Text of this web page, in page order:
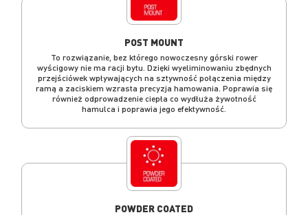
POST MOUNT
To rozwiązanie, bez którego nowoczesny górski rower
wyścigowy nie ma racji bytu. Dzięki wyeliminowaniu zbędnych
przejściówek wpływających na sztywność połączenia między
ramą a zaciskiem wzrasta precyzja hamowania. Poprawia się
również odprowadzenie ciepła co wydłuża żywotność
hamulca i poprawia jego efektywność.
POWDER COATED